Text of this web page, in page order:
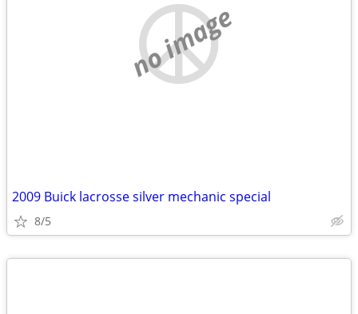
no image
2009 Buick lacrosse silver mechanic special
8/5